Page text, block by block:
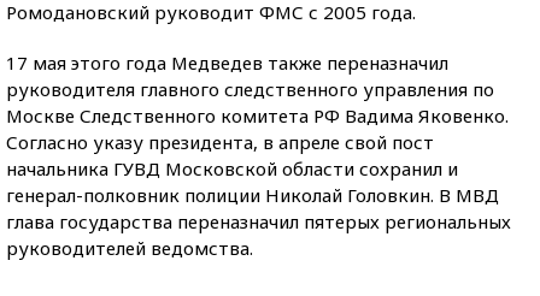
Ромодановский руководит ФМС с 2005 года.
17 мая этого года Медведев также переназначил
руководителя главного следственного управления по
Москве Следственного комитета РФ Вадима Яковенко.
Согласно указу президента, в апреле свой пост
начальника ГУВД Московской области сохранил и
генерал-полковник полиции Николай Головкин. В МВД
глава государства переназначил пятерых региональных
руководителей ведомства.